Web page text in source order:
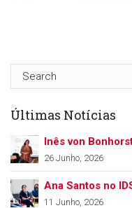
Últimas Notícias
Inês von
26 Junho, 2026
Ana Santos no
11 Junho, 2026